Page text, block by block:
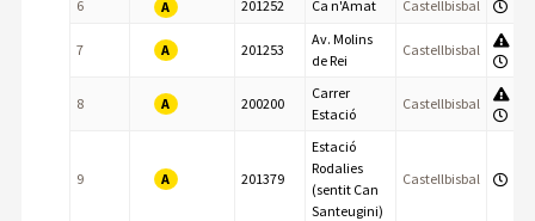
6 A 201252 Ca n'Amat Castellbisbal
7 A 201253
Av. Molins
de Rei
Castellbisbal
8 A 200200
Carrer
Estació
Castellbisbal
9 A 201379
Estació
Rodalies
(sentit Can
Santeugini)
Castellbisbal